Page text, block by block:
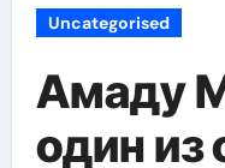
Uncategorised
Амаду
один